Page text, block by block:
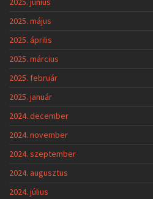
2025. május
2025. április
2025. március
2025. február
2025. január
2024. december
2024. november
2024. szeptember
2024. augusztus
2024. július